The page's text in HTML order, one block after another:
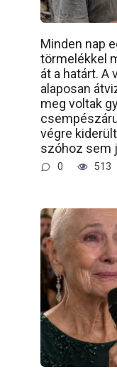
Minden nap
törmelékkel
át a határt. A
alaposan
meg voltak
végre
szóhoz sem
0 513